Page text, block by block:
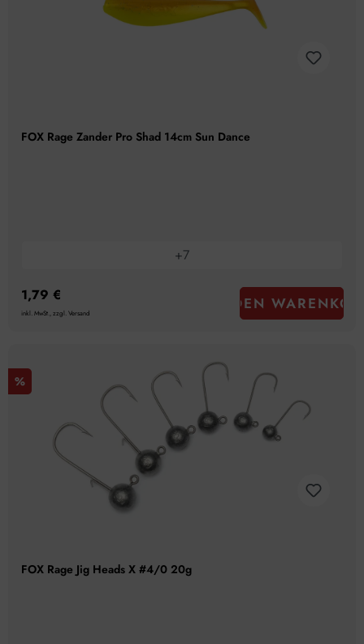
FOX Rage Zander Pro Shad 14cm Sun Dance
+7
1,79 €
inkl. MwSt., zzgl. Versand IN DEN
%
FOX Rage Jig Heads X #4/0 20g